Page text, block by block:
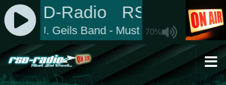
Zum Inhalt springen